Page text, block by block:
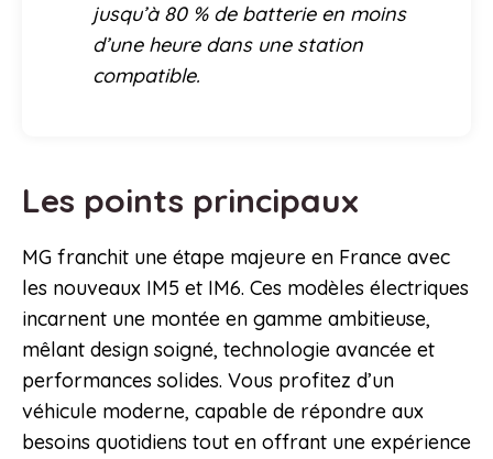
jusqu’à 80 % de batterie en moins
d’une heure dans une station
compatible.
Les points principaux
MG franchit une étape majeure en France avec
les nouveaux IM5 et IM6. Ces modèles électriques
incarnent une montée en gamme ambitieuse,
mêlant design soigné, technologie avancée et
performances solides. Vous profitez d’un
véhicule moderne, capable de répondre aux
besoins quotidiens tout en offrant une expérience